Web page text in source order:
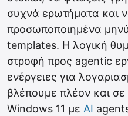
συχνά ερωτήματα και
προσωποποιημένα
templates. Η λογική
στροφή προς agentic
ενέργειες για
βλέπουμε πλέον και
Windows 11 με AI